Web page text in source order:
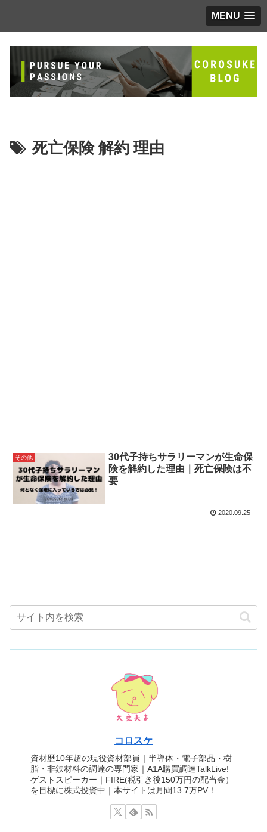
MENU
死亡保険 解約 理由
その他
30代子持ちサラリーマンが生命保
険を解約した理由｜死亡保険は不
要
2020.09.25
コロスケ
資材歴10年超の現役資材部員｜半導体・電子部品・樹
脂・非鉄材料の調達の専門家｜A1A購買調達TalkLive!
ゲストスピーカー｜FIRE(税引き後150万円の配当金）
を目標に株式投資中｜本サイトは月間13.7万PV！